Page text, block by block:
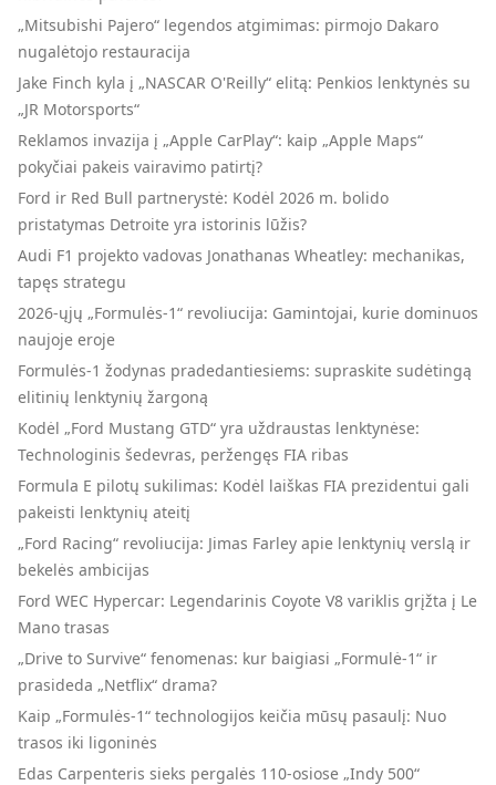
„Mitsubishi Pajero“ legendos atgimimas: pirmojo Dakaro
nugalėtojo restauracija
Jake Finch kyla į „NASCAR O'Reilly“ elitą: Penkios lenktynės su
„JR Motorsports“
Reklamos invazija į „Apple CarPlay“: kaip „Apple Maps“
pokyčiai pakeis vairavimo patirtį?
Ford ir Red Bull partnerystė: Kodėl 2026 m. bolido
pristatymas Detroite yra istorinis lūžis?
Audi F1 projekto vadovas Jonathanas Wheatley: mechanikas,
tapęs strategu
2026-ųjų „Formulės-1“ revoliucija: Gamintojai, kurie dominuos
naujoje eroje
Formulės-1 žodynas pradedantiesiems: supraskite sudėtingą
elitinių lenktynių žargoną
Kodėl „Ford Mustang GTD“ yra uždraustas lenktynėse:
Technologinis šedevras, peržengęs FIA ribas
Formula E pilotų sukilimas: Kodėl laiškas FIA prezidentui gali
pakeisti lenktynių ateitį
„Ford Racing“ revoliucija: Jimas Farley apie lenktynių verslą ir
bekelės ambicijas
Ford WEC Hypercar: Legendarinis Coyote V8 variklis grįžta į Le
Mano trasas
„Drive to Survive“ fenomenas: kur baigiasi „Formulė-1“ ir
prasideda „Netflix“ drama?
Kaip „Formulės-1“ technologijos keičia mūsų pasaulį: Nuo
trasos iki ligoninės
Edas Carpenteris sieks pergalės 110-osiose „Indy 500“